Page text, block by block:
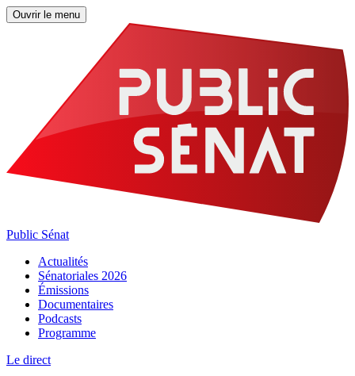
Ouvrir le menu
Public Sénat
Actualités
Sénatoriales 2026
Émissions
Documentaires
Podcasts
Programme
Le direct